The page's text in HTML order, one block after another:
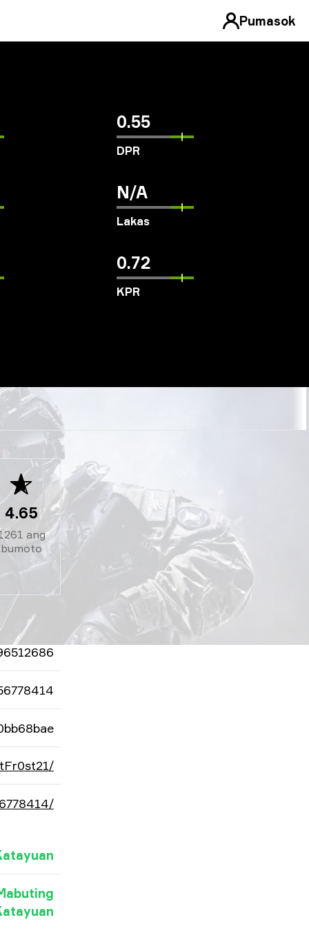
Pumasok
0.55
DPR
N/A
Lakas
0.72
KPR
4.65
ang
bumoto